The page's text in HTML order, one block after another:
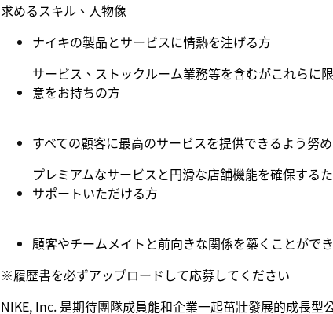
求めるスキル、人物像
ナイキの製品とサービスに情熱を注げる方
サービス、ストックルーム業務等を含むがこれらに
意をお持ちの方
すべての顧客に最高のサービスを提供できるよう努
プレミアムなサービスと円滑な店舗機能を確保する
サポートいただける方
顧客やチームメイトと前向きな関係を築くことがで
※履歴書を必ずアップロードして応募してください
NIKE, Inc. 是期待團隊成員能和企業一起茁壯發展的成長